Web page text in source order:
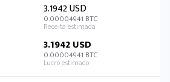
3.1942 USD
0.00004941 BTC
3.1942 USD
0.00004941 BTC